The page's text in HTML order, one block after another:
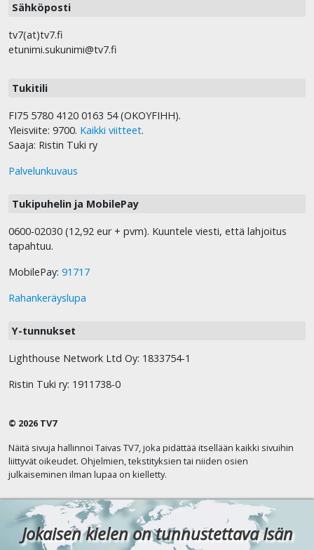
Sähköposti
tv7(at)tv7.fi
etunimi.sukunimi@tv7.fi
Tukitili
FI75 5780 4120 0163 54 (OKOYFIHH).
Yleisviite: 9700. Kaikki viitteet.
Saaja: Ristin Tuki ry
Palvelunkuvaus
Tukipuhelin ja MobilePay
0600-02030 (12,92 eur + pvm). Kuuntele viesti, että lahjoitus
tapahtuu.
MobilePay: 91717
Rahankeräyslupa
Y-tunnukset
Lighthouse Network Ltd Oy: 1833754-1
Ristin Tuki ry: 1911738-0
© 2026 TV7
Näitä sivuja hallinnoi Taivas TV7, joka pidättää itsellään kaikki sivuihin
liittyvät oikeudet. Ohjelmien, tekstityksien tai niiden osien
julkaiseminen ilman lupaa on kielletty.
Jokaisen kielen on tunnustettava Isän